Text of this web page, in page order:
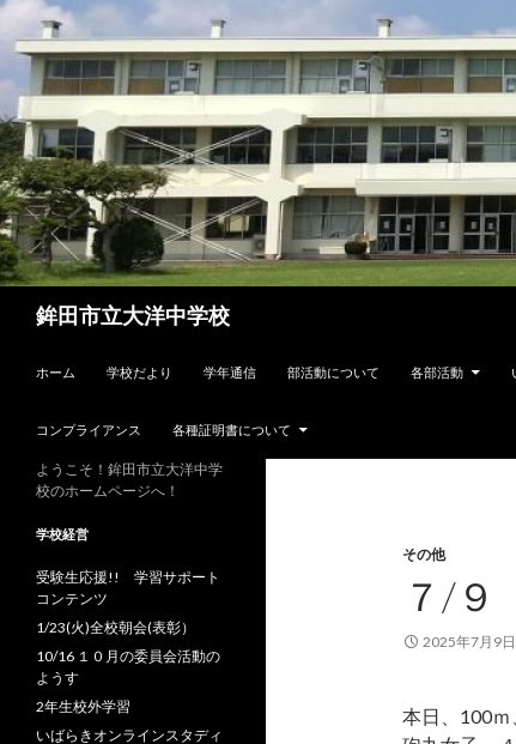
鉾田市立大洋中学校
ホーム
学校だより 学年通信 部活動について 各部活動
コンプライアンス 各種証明書について
その他
７/
2025年7月9日
本日、100
ようこそ！鉾田市立大洋中学
校のホームページへ！
学校経営
受験生応援!! 学習サポート
コンテンツ
1/23(火)全校朝会(表彰）
10/16 １０月の委員会活動の
ようす
2年生校外学習
いばらきオンラインスタディ